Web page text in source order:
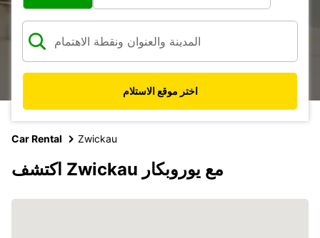
اختر موقع الاستلام
Car Rental Zwickau
اكتشف Zwickau مع يوروبكار